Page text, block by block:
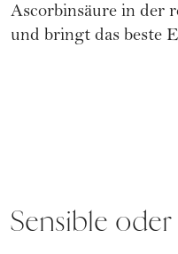
Ascorbinsäure in der
und bringt das beste
Sensible